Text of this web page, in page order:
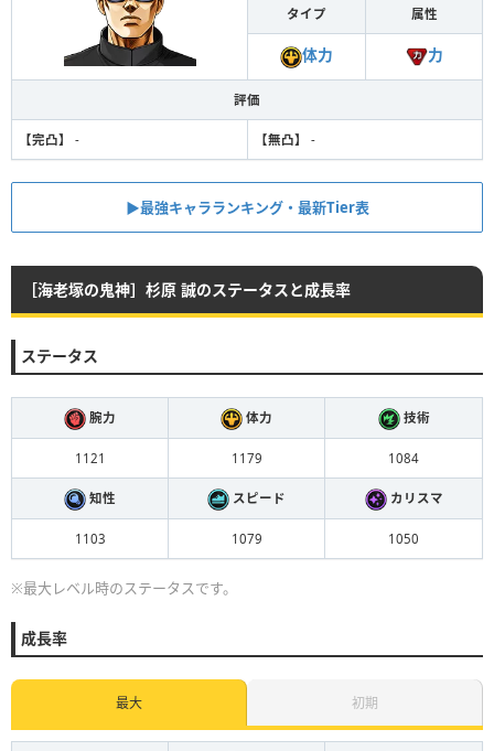
タイプ 属性
体力 力
評価
【完凸】 - 【無凸】 -
▶︎最強キャラランキング・最新Tier表
［海老塚の鬼神］杉原 誠のステータスと成長率
ステータス
腕力 体力 技術
1121 1179 1084
知性 スピード カリスマ
1103 1079 1050
※最大レベル時のステータスです。
成長率
最大 初期